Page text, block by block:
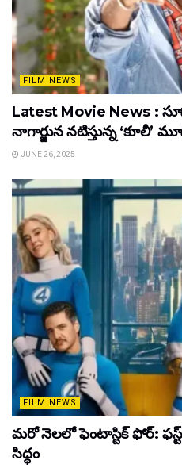
FILM NEWS
Latest Movie News :
నాగార్జున నటిస్తున్న ‘కూలీ’
JUNE 26, 2025
FILM NEWS
మరో నెలలో ఫెంటాస్టిక్ ఫోర్: ఫస్ట్
సిద్ధం